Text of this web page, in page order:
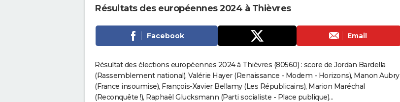
Résultats des européennes 2024 à Thièvres
Facebook Email
Résultat des élections européennes 2024 à Thièvres (80560) : score de Jordan Bardella
(Rassemblement national), Valérie Hayer (Renaissance - Modem - Horizons), Manon Aubry
(France insoumise), François-Xavier Bellamy (Les Républicains), Marion Maréchal
(Reconquête !), Raphaël Glucksmann (Parti socialiste - Place publique)...